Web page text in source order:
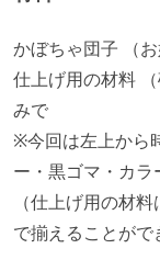
かぼちゃ団子 （
仕上げ用の材料
みで
※今回は左上から
ー・黒ゴマ・カラ
（仕上げ用の材
で揃えることがで